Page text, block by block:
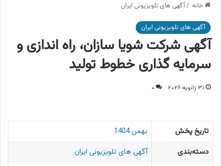
خانه /آگهی های تلویزیونی ایران
آگهی های تلویزیونی ایران
آگهی شرکت شویا سازان، راه اندازی و
سرمایه گذاری خطوط تولید
۳۱ ژانویه ۲۰۲۶ ۰
تاریخ پخش
بهمن 1404
دسته‌بندی
آگهی های تلویزیونی ایران